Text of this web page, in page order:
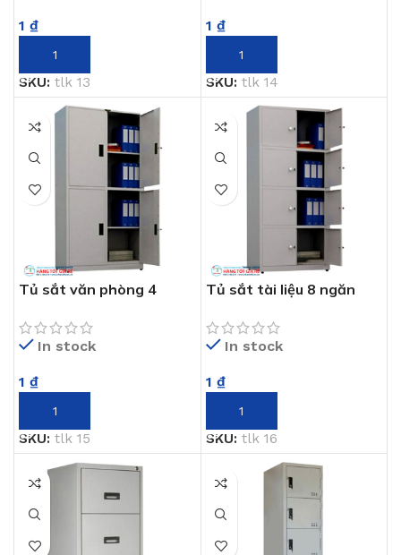
1 ₫
THÊM VÀO GIỎ HÀNG
SKU: tlk 13
1 ₫
THÊM VÀO GIỎ HÀNG
SKU: tlk 14
Tủ sắt văn phòng 4
In stock
1 ₫
THÊM VÀO GIỎ HÀNG
SKU: tlk 15
Tủ sắt tài liệu 8 ngăn
In stock
1 ₫
THÊM VÀO GIỎ HÀNG
SKU: tlk 16